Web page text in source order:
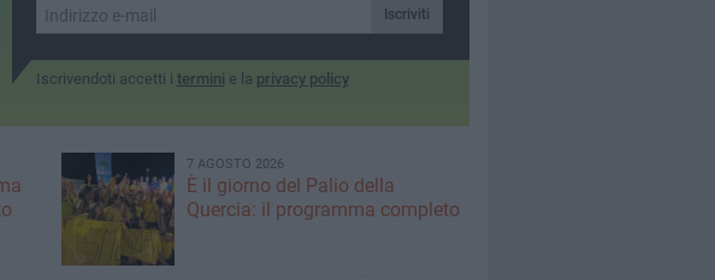
Iscriviti
Iscrivendoti accetti i termini e la privacy policy
7 AGOSTO 2026
È il giorno del Palio della
Quercia: il programma completo